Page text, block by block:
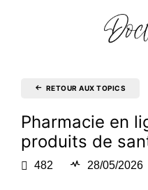
RETOUR AUX TOPICS
Pharmacie en ligne et accès aux
produits de
482 28/05/2026